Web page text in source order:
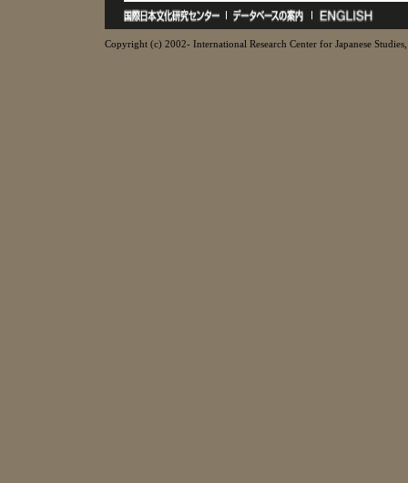
Copyright (c) 2002- International Research Center for Japanese